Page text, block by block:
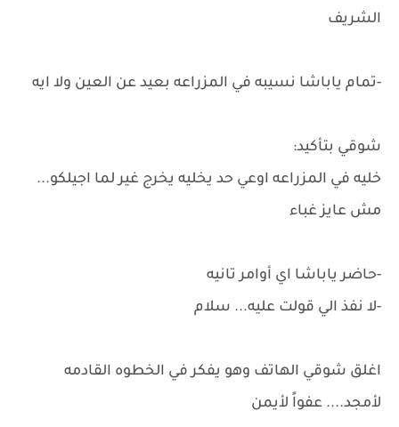
الشريف
-تمام ياباشا نسيبه في المزراعه بعيد عن العين ولا ايه
شوقي بتأكيد:
خليه في المزراعه اوعي حد يخليه يخرج غير لما اجيلكو...
مش عايز غباء
-حاضر ياباشا اي أوامر تانيه
-لا نفذ الي قولت عليه... سلام
اغلق شوقي الهاتف وهو يفكر في الخطوه القادمه
لأمجد.... عفواً لأيمن